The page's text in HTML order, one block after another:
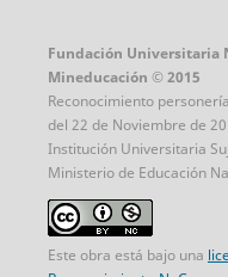
Fundación Universitaria
Mineducación © 2015
Reconocimiento
del 22 de Noviembre de
Institución Universitaria
Ministerio de Educación
Este obra está bajo una